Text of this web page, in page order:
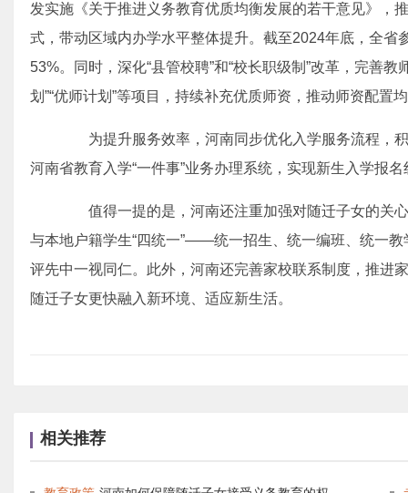
发实施《关于推进义务教育优质均衡发展的若干意见》，
式，带动区域内办学水平整体提升。截至2024年底，全省
53%。同时，深化“县管校聘”和“校长职级制”改革，完善
划”“优师计划”等项目，持续补充优质师资，推动师资配置
为提升服务效率，河南同步优化入学服务流程，积
河南省教育入学“一件事”业务办理系统，实现新生入学报
值得一提的是，河南还注重加强对随迁子女的关
与本地户籍学生“四统一”——统一招生、统一编班、统一
评先中一视同仁。此外，河南还完善家校联系制度，推进
随迁子女更快融入新环境、适应新生活。
相关推荐